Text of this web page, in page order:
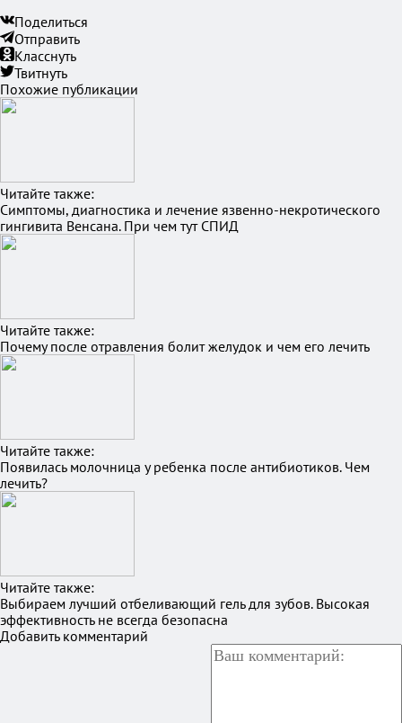
Поделиться
Отправить
Класснуть
Твитнуть
Похожие публикации
Читайте также:
Симптомы, диагностика и лечение язвенно-некротического
гингивита Венсана. При чем тут СПИД
Читайте также:
Почему после отравления болит желудок и чем его лечить
Читайте также:
Появилась молочница у ребенка после антибиотиков. Чем
лечить?
Читайте также:
Выбираем лучший отбеливающий гель для зубов. Высокая
эффективность не всегда безопасна
Добавить комментарий